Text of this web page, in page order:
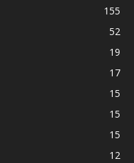
155
52
19
17
15
15
15
12